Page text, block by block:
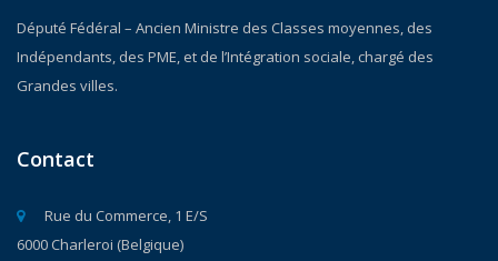
Député Fédéral – Ancien Ministre des Classes moyennes, des
Indépendants, des PME, et de l’Intégration sociale, chargé des
Grandes villes.
Contact
Rue du Commerce, 1 E/S
6000 Charleroi (Belgique)